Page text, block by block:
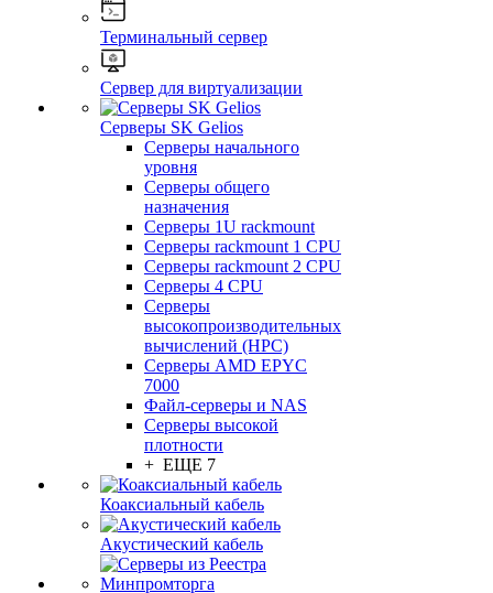
Терминальный сервер
Сервер для виртуализации
Серверы SK Gelios
Серверы начального
уровня
Серверы общего
назначения
Серверы 1U rackmount
Серверы rackmount 1 CPU
Серверы rackmount 2 CPU
Серверы 4 CPU
Серверы
высокопроизводительных
вычислений (HPC)
Серверы AMD EPYC
7000
Файл-серверы и NAS
Серверы высокой
плотности
+ ЕЩЕ 7
Коаксиальный кабель
Акустический кабель